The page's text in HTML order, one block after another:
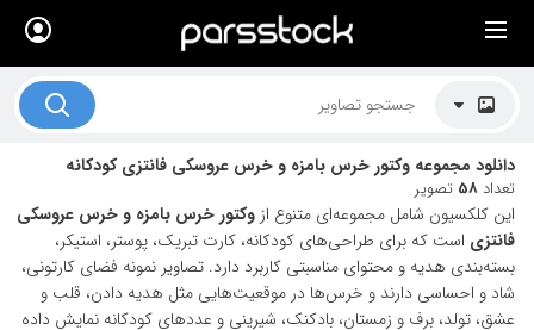
دانلود مجموعه وکتور خرس بامزه و خرس عروسکی فانتزی کودکانه
تعداد 58 تصویر
این کلکسیون شامل مجموعه‌ای متنوع از وکتور خرس بامزه و خرس عروسکی
فانتزی است که برای طراحی‌های کودکانه، کارت تبریک، پوستر، استیکر،
بسته‌بندی هدیه و محتوای مناسبتی کاربرد دارد. تصاویر نمونه فضای کارتونی،
شاد و احساسی دارند و خرس‌ها در موقعیت‌هایی مثل هدیه دادن، قلب و
عشق، تولد، برف و زمستان، بادکنک، شیرینی و عددهای کودکانه نمایش داده
× لیست قیمت ها
موضوعات تصاویر
دکوراسیون و فضاها
هنرمندان ایرانی